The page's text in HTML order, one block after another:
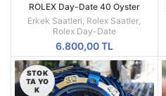
ROLEX Day-Date 40 Oyster
Everose Gold Ref M228235-0025
Erkek Saatleri Rolex Saatler
Rolex Day-Date
6.800,00TL
STOK
TA YO
K